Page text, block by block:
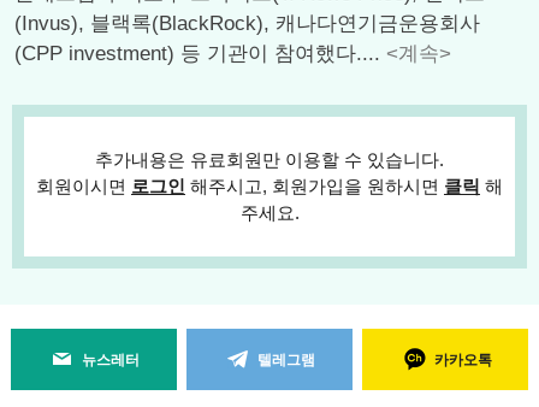
(Invus), 블랙록(BlackRock), 캐나다연기금운용회사
(CPP investment) 등 기관이 참여했다.... <계속>
추가내용은 유료회원만 이용할 수 있습니다.
회원이시면 로그인 해주시고, 회원가입을 원하시면 클릭 해
주세요.
뉴스레터 텔레그램 카카오톡